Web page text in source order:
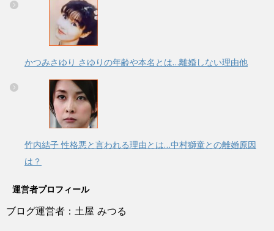
かつみさゆり さゆりの年齢や本名とは…離婚しない理由他
竹内結子 性格悪と言われる理由とは…中村獅童との離婚原因
は？
運営者プロフィール
ブログ運営者：土屋 みつる